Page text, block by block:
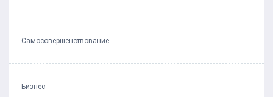
Самосовершенствование
Бизнес